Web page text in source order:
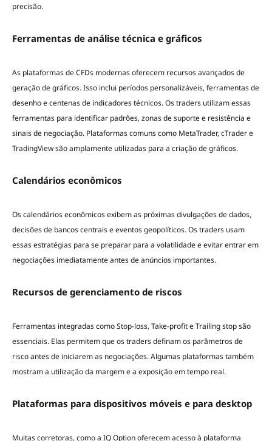
precisão.
Ferramentas de análise técnica e gráficos
As plataformas de CFDs modernas oferecem recursos avançados de
geração de gráficos. Isso inclui períodos personalizáveis, ferramentas de
desenho e centenas de indicadores técnicos. Os traders utilizam essas
ferramentas para identificar padrões, zonas de suporte e resistência e
sinais de negociação. Plataformas comuns como MetaTrader, cTrader e
TradingView são amplamente utilizadas para a criação de gráficos.
Calendários econômicos
Os calendários econômicos exibem as próximas divulgações de dados,
decisões de bancos centrais e eventos geopolíticos. Os traders usam
essas estratégias para se preparar para a volatilidade e evitar entrar em
negociações imediatamente antes de anúncios importantes.
Recursos de gerenciamento de riscos
Ferramentas integradas como Stop-loss, Take-profit e Trailing stop são
essenciais. Elas permitem que os traders definam os parâmetros de
risco antes de iniciarem as negociações. Algumas plataformas também
mostram a utilização da margem e a exposição em tempo real.
Plataformas para dispositivos móveis e para desktop
Muitas corretoras, como a IQ Optionoferecem acesso à plataforma